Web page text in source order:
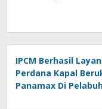
IPCM Berhasil
Perdana Kapal
Panamax Di